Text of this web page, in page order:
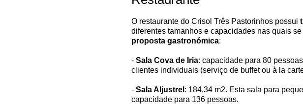
O restaurante do Crisol Três Pastorinhos possui
diferentes tamanhos e capacidades nas quais
proposta gastronómica:
- Sala Cova de Iria: capacidade para 80
clientes individuais (serviço de buffet ou à la
- Sala Aljustrel : 184,34 m2. Esta sala para
capacidade para 136 pessoas.